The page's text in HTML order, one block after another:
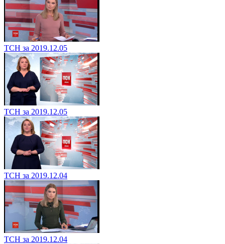
ТСН за 2019.12.05
ТСН за 2019.12.05
ТСН за 2019.12.04
ТСН за 2019.12.04